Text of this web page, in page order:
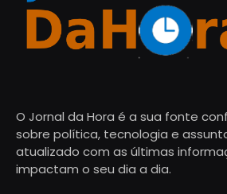
O Jornal da Hora é a sua fonte
sobre política, tecnologia e
atualizado com as últimas
impactam o seu dia a dia.